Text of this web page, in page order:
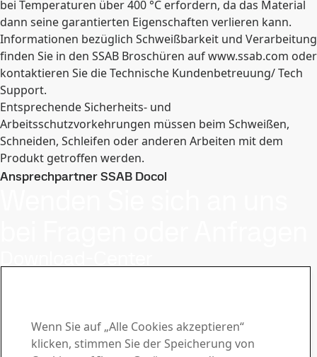
bei Temperaturen über 400 °C erfordern, da das Material
dann seine garantierten Eigenschaften verlieren kann.
Informationen bezüglich Schweißbarkeit und Verarbeitung
finden Sie in den SSAB Broschüren auf www.ssab.com oder
kontaktieren Sie die Technische Kundenbetreuung/ Tech
Support.
Entsprechende Sicherheits- und
Arbeitsschutzvorkehrungen müssen beim Schweißen,
Schneiden, Schleifen oder anderen Arbeiten mit dem
Produkt getroffen werden.
Ansprechpartner SSAB Docol
Vertrieb
Wenden Sie sich bei Fragen zum Verkauf und zu
Wenn Sie auf „Alle Cookies akzeptieren“
klicken, stimmen Sie der Speicherung von